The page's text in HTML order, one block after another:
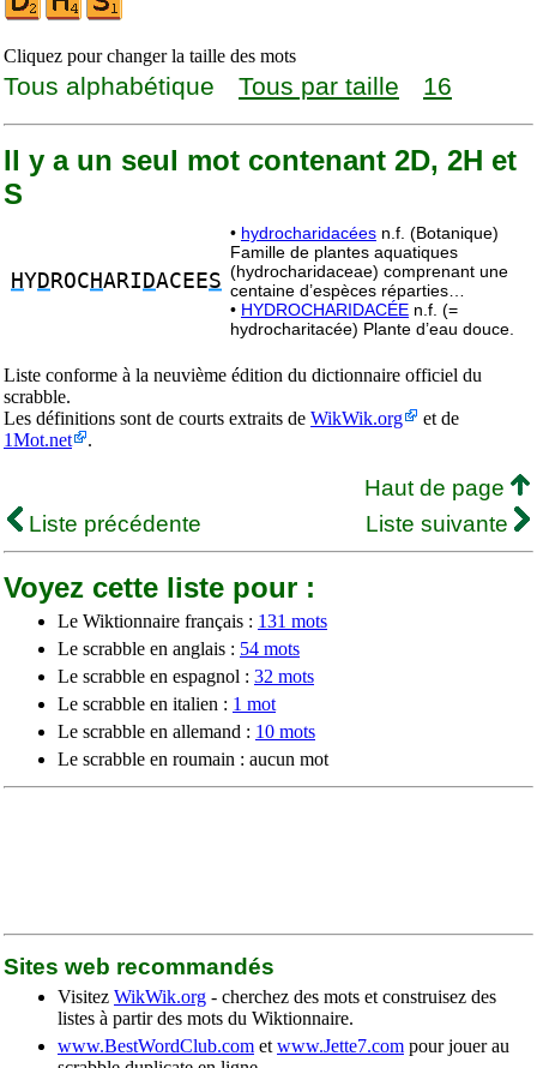
Cliquez pour changer la taille des mots
Tous alphabétique Tous par taille 16
Il y a un seul mot contenant 2D, 2H et
S
HYD ROC HARI DACEES
• hydrocharidacées n.f. (Botanique)
Famille de plantes aquatiques
(hydrocharidaceae) comprenant une
centaine d’espèces réparties…
• HYDROCHARIDACÉE n.f. (=
hydrocharitacée) Plante d’eau douce.
Liste conforme à la neuvième édition du dictionnaire officiel du
scrabble.
Les définitions sont de courts extraits de WikWik.org
et de
1Mot.net
.
Haut de page
Liste précédente
Liste suivante
Voyez cette liste pour :
Le Wiktionnaire français : 131 mots
Le scrabble en anglais : 54 mots
Le scrabble en espagnol : 32 mots
Le scrabble en italien : 1 mot
Le scrabble en allemand : 10 mots
Le scrabble en roumain : aucun mot
Sites web recommandés
Visitez WikWik.org - cherchez des mots et construisez des
listes à partir des mots du Wiktionnaire.
www.BestWordClub.com et www.Jette7.com pour jouer au